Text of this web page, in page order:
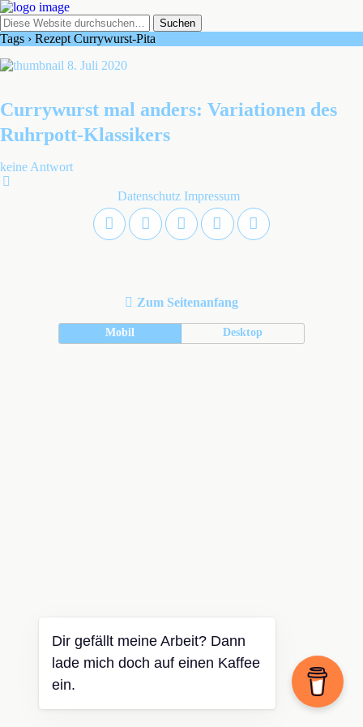
Tags › Rezept Currywurst-Pita
8. Juli 2020
Currywurst mal anders: Variationen des
Ruhrpott-Klassikers
keine Antwort
Datenschutz Impressum
Zum Seitenanfang
Mobil Desktop
Dir gefällt meine Arbeit? Dann
lade mich doch auf einen Kaffee
ein.